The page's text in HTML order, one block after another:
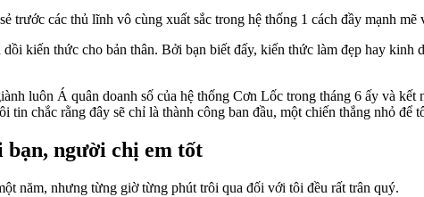
trước các thủ lĩnh vô cùng xuất sắc trong hệ thống 1 cách đầy mạnh mẽ
kiến thức cho bản thân. Bởi bạn biết đấy, kiến thức làm đẹp hay
luôn Á quân doanh số của hệ thống Cơn Lốc trong tháng 6 ấy và
tin chắc rằng đây sẽ chỉ là thành công ban đầu, một chiến thắng nhỏ
người chị em tốt
năm, nhưng từng giờ từng phút trôi qua đối với tôi đều rất trân quý.